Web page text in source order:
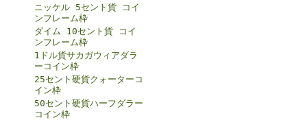
ニッケル 5セント貨 コイ
ンフレーム枠
ダイム 10セント貨 コイ
ンフレーム枠
1ドル貨サカガウィアダラ
ーコイン枠
25セント硬貨クォーターコ
イン枠
50セント硬貨ハーフダラー
コイン枠